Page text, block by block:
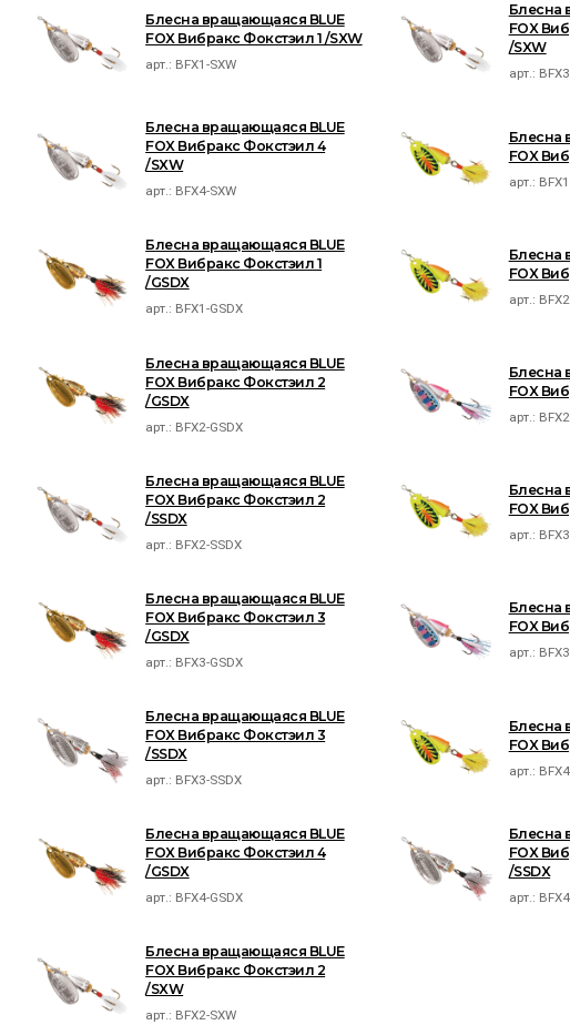
Блесна вращающаяся BLUE
FOX Вибракс Фокстэил 1 /SXW
арт.: BFX1-SXW
Блесна
FOX
/SXW
арт.:
Блесна вращающаяся BLUE
FOX Вибракс Фокстэил 4
/SXW
арт.: BFX4-SXW
Блесна
FOX
арт.:
Блесна вращающаяся BLUE
FOX Вибракс Фокстэил 1
/GSDX
арт.: BFX1-GSDX
Блесна
FOX
арт.:
Блесна вращающаяся BLUE
FOX Вибракс Фокстэил 2
/GSDX
арт.: BFX2-GSDX
Блесна
FOX
арт.:
Блесна вращающаяся BLUE
FOX Вибракс Фокстэил 2
/SSDX
арт.: BFX2-SSDX
Блесна
FOX
арт.:
Блесна вращающаяся BLUE
FOX Вибракс Фокстэил 3
/GSDX
арт.: BFX3-GSDX
Блесна
FOX
арт.:
Блесна вращающаяся BLUE
FOX Вибракс Фокстэил 3
/SSDX
арт.: BFX3-SSDX
Блесна
FOX
арт.:
Блесна вращающаяся BLUE
FOX Вибракс Фокстэил 4
/GSDX
арт.: BFX4-GSDX
Блесна
FOX
/SSDX
арт.:
Блесна вращающаяся BLUE
FOX Вибракс Фокстэил 2
/SXW
арт.: BFX2-SXW